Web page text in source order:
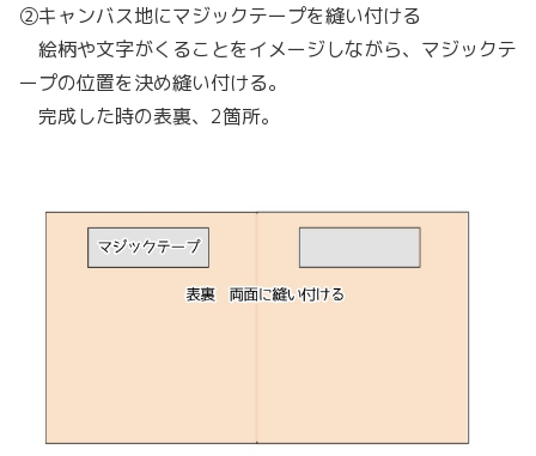
②キャンバス地にマジックテープを縫い付ける
絵柄や文字がくることをイメージしながら、マジックテ
ープの位置を決め縫い付ける。
完成した時の表裏、2箇所。